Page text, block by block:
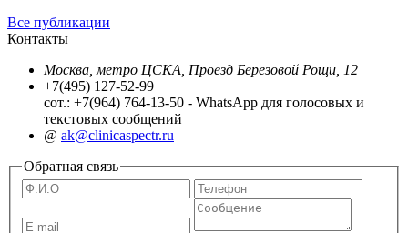
Все публикации
Контакты
Москва, метро ЦСКА, Проезд Березовой Рощи, 12
+7(495) 127-52-99
сот.: +7(964) 764-13-50 - WhatsApp для голосовых и
текстовых сообщений
@ ak@clinicaspectr.ru
Обратная связь